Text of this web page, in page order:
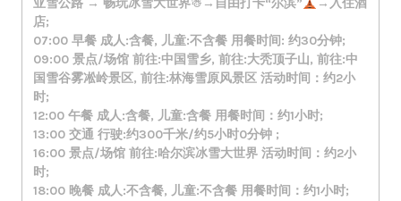
亚雪公路 → 畅玩冰雪大世界☃→自由打卡“尔滨”
→入住酒
店;
07:00 早餐 成人:含餐, 儿童:不含餐 用餐时间: 约30分钟;
09:00 景点/场馆 前往:中国雪乡, 前往:大秃顶子山, 前往:中
国雪谷雾凇岭景区, 前往:林海雪原风景区 活动时间：约2小
时;
12:00 午餐 成人:含餐, 儿童:含餐 用餐时间：约1小时;
13:00 交通 行驶:约300千米/约5小时0分钟 ;
16:00 景点/场馆 前往:哈尔滨冰雪大世界 活动时间：约2小
时;
18:00 晚餐 成人:不含餐, 儿童:不含餐 用餐时间：约1小时;